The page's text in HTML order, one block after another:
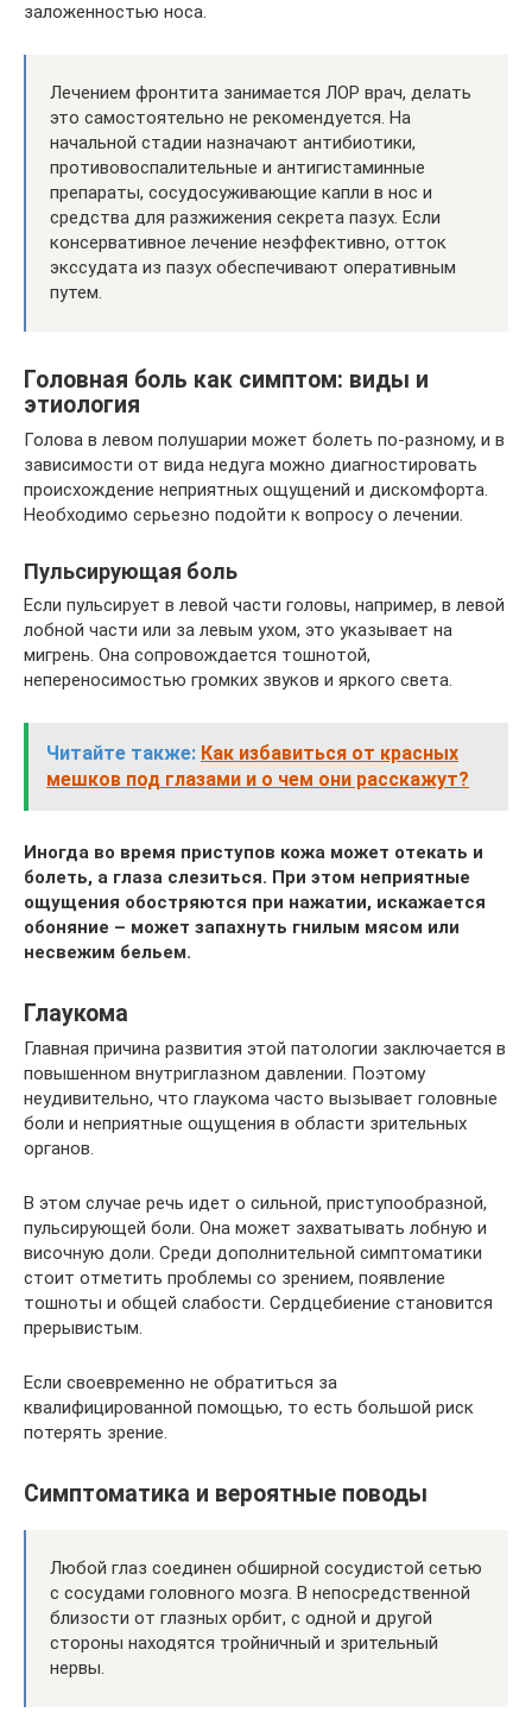
заложенностью носа.
Лечением фронтита занимается ЛОР врач, делать
это самостоятельно не рекомендуется. На
начальной стадии назначают антибиотики,
противовоспалительные и антигистаминные
препараты, сосудосуживающие капли в нос и
средства для разжижения секрета пазух. Если
консервативное лечение неэффективно, отток
экссудата из пазух обеспечивают оперативным
путем.
Головная боль как симптом: виды и
этиология
Голова в левом полушарии может болеть по-разному, и в
зависимости от вида недуга можно диагностировать
происхождение неприятных ощущений и дискомфорта.
Необходимо серьезно подойти к вопросу о лечении.
Пульсирующая боль
Если пульсирует в левой части головы, например, в левой
лобной части или за левым ухом, это указывает на
мигрень. Она сопровождается тошнотой,
непереносимостью громких звуков и яркого света.
Читайте также: Как избавиться от красных
мешков под глазами и о чем они расскажут?
Иногда во время приступов кожа может отекать и
болеть, а глаза слезиться. При этом неприятные
ощущения обостряются при нажатии, искажается
обоняние – может запахнуть гнилым мясом или
несвежим бельем.
Глаукома
Главная причина развития этой патологии заключается в
повышенном внутриглазном давлении. Поэтому
неудивительно, что глаукома часто вызывает головные
боли и неприятные ощущения в области зрительных
органов.
В этом случае речь идет о сильной, приступообразной,
пульсирующей боли. Она может захватывать лобную и
височную доли. Среди дополнительной симптоматики
стоит отметить проблемы со зрением, появление
тошноты и общей слабости. Сердцебиение становится
прерывистым.
Если своевременно не обратиться за
квалифицированной помощью, то есть большой риск
потерять зрение.
Симптоматика и вероятные поводы
Любой глаз соединен обширной сосудистой сетью
с сосудами головного мозга. В непосредственной
близости от глазных орбит, с одной и другой
стороны находятся тройничный и зрительный
нервы.